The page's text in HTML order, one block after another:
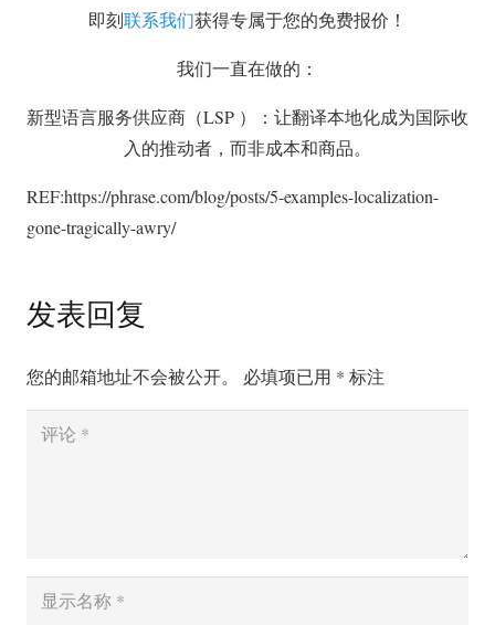
即刻联系我们获得专属于您的免费报价！
我们一直在做的：
新型语言服务供应商（LSP ）：让翻译本地化成为国际收
入的推动者，而非成本和商品。
REF:https://phrase.com/blog/posts/5-examples-localization-
gone-tragically-awry/
发表回复
您的邮箱地址不会被公开。 必填项已用 * 标注